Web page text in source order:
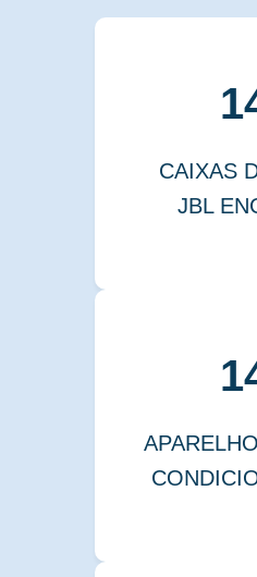
CAIXAS
JBL